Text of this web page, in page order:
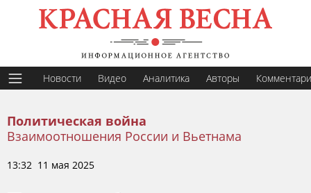
Новости Видео Аналитика Авторы
Политическая война
Взаимоотношения России и Вьетнама
13:32 11 мая 2025